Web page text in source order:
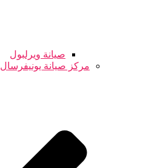
صيانة ويرلبول
مركز صيانة يونيفرسال